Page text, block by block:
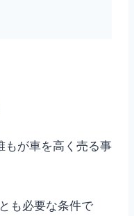
もが車を高く売る事
も必要な条件で